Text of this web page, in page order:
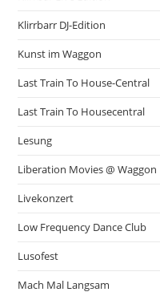
Klirrbarr DJ-Edition
Kunst im Waggon
Last Train To House-Central
Last Train To Housecentral
Lesung
Liberation Movies @ Waggon
Livekonzert
Low Frequency Dance Club
Lusofest
Mach Mal Langsam